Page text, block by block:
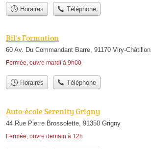
Horaires Téléphone
Bil's Formation
60 Av. Du Commandant Barre, 91170 Viry-Châtillon
Fermée, ouvre mardi à 9h00
Horaires Téléphone
Auto-école Serenity Grigny
44 Rue Pierre Brossolette, 91350 Grigny
Fermée, ouvre demain à 12h